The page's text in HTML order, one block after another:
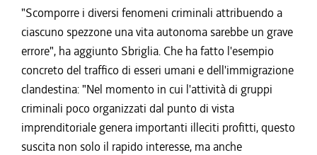
"Scomporre i diversi fenomeni criminali attribuendo a
ciascuno spezzone una vita autonoma sarebbe un grave
errore", ha aggiunto Sbriglia. Che ha fatto l'esempio
concreto del traffico di esseri umani e dell'immigrazione
clandestina: "Nel momento in cui l'attività di gruppi
criminali poco organizzati dal punto di vista
imprenditoriale genera importanti illeciti profitti, questo
suscita non solo il rapido interesse, ma anche